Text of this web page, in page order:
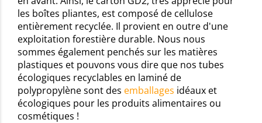
les boîtes pliantes, est composé de cellulose
entièrement recyclée. Il provient en outre d'une
exploitation forestière durable. Nous nous
sommes également penchés sur les matières
plastiques et pouvons vous dire que nos tubes
écologiques recyclables en laminé de
polypropylène sont des emballages idéaux et
écologiques pour les produits alimentaires ou
cosmétiques !